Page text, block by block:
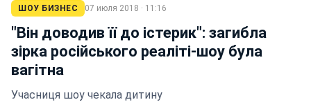
ШОУ БИЗНЕС 07 июля 2018 · 11:16
"Він доводив її до істерик": загибла
зірка російського реаліті-шоу була
вагітна
Учасниця шоу чекала дитину